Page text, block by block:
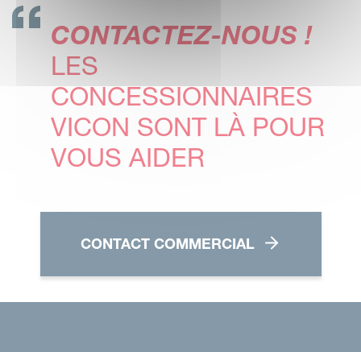
CONTACTEZ-NOUS !
LES
CONCESSIONNAIRES
VICON SONT LÀ POUR
VOUS AIDER
CONTACT COMMERCIAL